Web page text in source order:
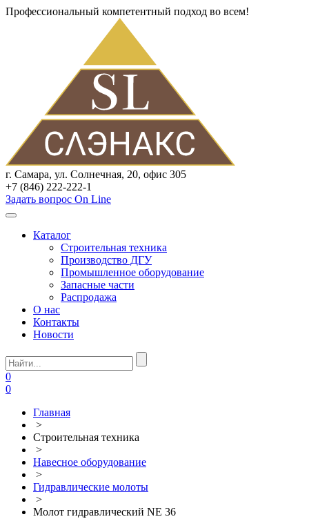
Профессиональный компетентный подход во всем!
г. Самара, ул. Солнечная, 20, офис 305
+7 (846) 222-222-1
Задать вопрос On Line
Каталог
Строительная техника
Производство ДГУ
Промышленное оборудование
Запасные части
Распродажа
О нас
Контакты
Новости
0
0
Главная
>
Строительная техника
>
Навесное оборудование
>
Гидравлические молоты
>
Молот гидравлический NE 36